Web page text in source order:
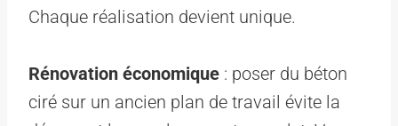
Chaque réalisation devient unique.
Rénovation économique : poser du béton
ciré sur un ancien plan de travail évite la